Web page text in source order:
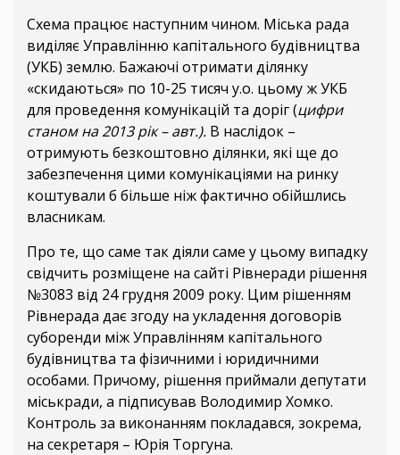
Схема працює наступним чином. Міська рада
виділяє Управлінню капітального будівництва
(УКБ) землю. Бажаючі отримати ділянку
«скидаються» по 10-25 тисяч у.о. цьому ж УКБ
для проведення комунікацій та доріг (цифри
станом на 2013 рік – авт.). В наслідок –
отримують безкоштовно ділянки, які ще до
забезпечення цими комунікаціями на ринку
коштували б більше ніж фактично обійшлись
власникам.
Про те, що саме так діяли саме у цьому випадку
свідчить розміщене на сайті Рівнеради рішення
№3083 від 24 грудня 2009 року. Цим рішенням
Рівнерада дає згоду на укладення договорів
суборенди між Управлінням капітального
будівництва та фізичними і юридичними
особами. Причому, рішення приймали депутати
міськради, а підписував Володимир Хомко.
Контроль за виконанням покладався, зокрема,
на секретаря – Юрія Торгуна.